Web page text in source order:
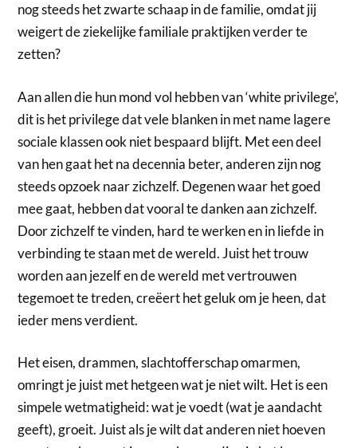
nog steeds het zwarte schaap in de familie, omdat jij
weigert de ziekelijke familiale praktijken verder te
zetten?
Aan allen die hun mond vol hebben van ‘white privilege’,
dit is het privilege dat vele blanken in met name lagere
sociale klassen ook niet bespaard blijft. Met een deel
van hen gaat het na decennia beter, anderen zijn nog
steeds opzoek naar zichzelf. Degenen waar het goed
mee gaat, hebben dat vooral te danken aan zichzelf.
Door zichzelf te vinden, hard te werken en in liefde in
verbinding te staan met de wereld. Juist het trouw
worden aan jezelf en de wereld met vertrouwen
tegemoet te treden, creëert het geluk om je heen, dat
ieder mens verdient.
Het eisen, drammen, slachtofferschap omarmen,
omringt je juist met hetgeen wat je niet wilt. Het is een
simpele wetmatigheid: wat je voedt (wat je aandacht
geeft), groeit. Juist als je wilt dat anderen niet hoeven